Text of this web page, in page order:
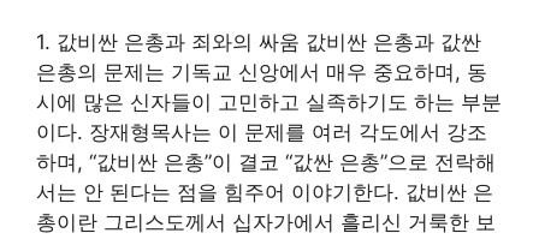
1. 값비싼 은총과 죄와의 싸움 값비싼 은총과 값싼
은총의 문제는 기독교 신앙에서 매우 중요하며, 동
시에 많은 신자들이 고민하고 실족하기도 하는 부분
이다. 장재형목사는 이 문제를 여러 각도에서 강조
하며, “값비싼 은총”이 결코 “값싼 은총”으로 전락해
서는 안 된다는 점을 힘주어 이야기한다. 값비싼 은
총이란 그리스도께서 십자가에서 흘리신 거룩한 보